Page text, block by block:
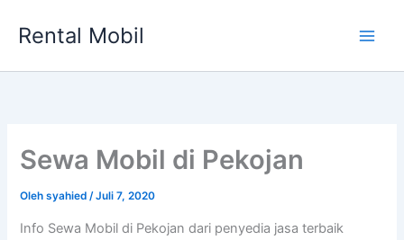
Rental Mobil
Sewa Mobil di Pekojan
Olehsyahied/Juli 7, 2020
Info Sewa Mobil di Pekojan dari penyedia jasa terbaik